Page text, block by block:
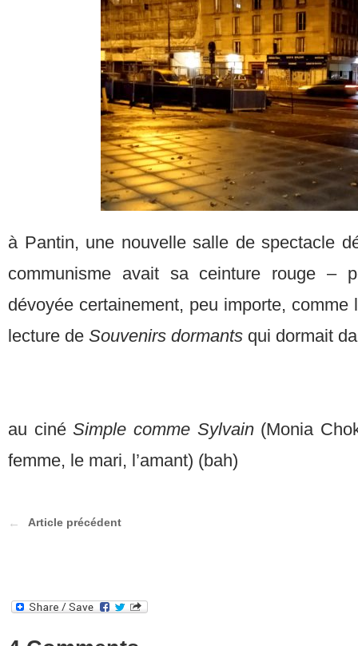
à Pantin, une nouvelle salle de spectacle
communisme avait sa ceinture rouge –
dévoyée certainement, peu importe,
lecture de Souvenirs dormants qui dormait
au cinéSimple comme Sylvain(Monia
femme, le mari, l’amant) (bah)
Article précédent